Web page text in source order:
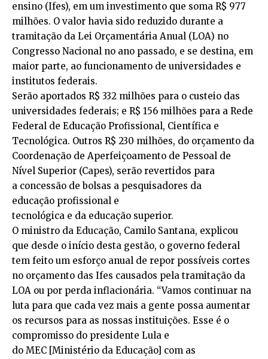
ensino (Ifes), em um investimento que soma R$ 977
milhões. O valor havia sido reduzido durante a
tramitação da Lei Orçamentária Anual (LOA) no
Congresso Nacional no ano passado, e se destina, em
maior parte, ao funcionamento de universidades e
institutos federais.
Serão aportados R$ 332 milhões para o custeio das
universidades federais; e R$ 156 milhões para a Rede
Federal de Educação Profissional, Científica e
Tecnológica. Outros R$ 230 milhões, do orçamento da
Coordenação de Aperfeiçoamento de Pessoal de
Nível Superior (Capes), serão revertidos para
a concessão de bolsas a pesquisadores da
educação profissional e
tecnológica e da educação superior.
O ministro da Educação, Camilo Santana, explicou
que desde o início desta gestão, o governo federal
tem feito um esforço anual de repor possíveis cortes
no orçamento das Ifes causados pela tramitação da
LOA ou por perda inflacionária. “Vamos continuar na
luta para que cada vez mais a gente possa aumentar
os recursos para as nossas instituições. Esse é o
compromisso do presidente Lula e
do MEC [Ministério da Educação] com as